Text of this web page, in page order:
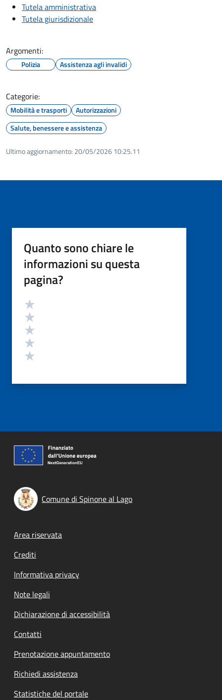
Tutela amministrativa
Tutela giurisdizionale
Argomenti:
Polizia Assistenza agli invalidi
Categorie:
Mobilità e trasporti
Autorizzazioni
Salute, benessere e assistenza
Ultimo aggiornamento: 20/05/2026 10:25.11
Quanto sono chiare le
informazioni su questa
pagina?
Valutazione
Comune di Spinone al Lago
Footer menu
Area riservata
Crediti
Informativa privacy
Note legali
Dichiarazione di accessibilità
Contatti
Prenotazione appuntamento
Richiedi assistenza
Statistiche del portale